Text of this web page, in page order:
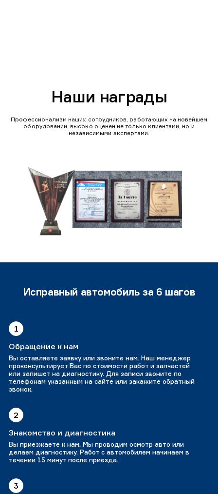
Наши награды
Профессионализм наших сотрудников, работающих на новейшем
оборудовании, высоко оценен не только клиентами, но и
независимыми экспертами.
Исправный автомобиль за 6 шагов
1
Обращение к нам
Вы оставляете заявку или звоните нам. Наш менеджер
проконсультирует Вас по стоимости работ и запчастей
или запишет на диагностику. Для записи звоните по
телефонам указанным на сайте или закажите обратный
звонок.
2
Знакомство и диагностика
Вы приезжаете к нам. Мы проводим осмотр авто или
делаем диагностику. Работ с автомобилем начинаем в
течении 15 минут после приезда.
3